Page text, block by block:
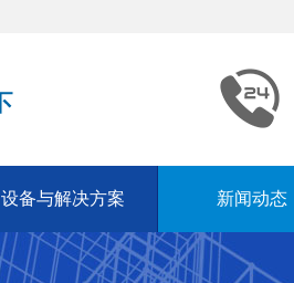
设备与解决方案 新闻动态